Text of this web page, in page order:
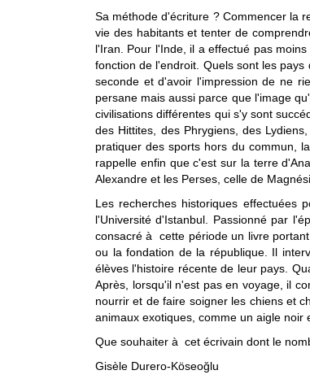
Sa méthode d'écriture ? Commencer la
vie des habitants et tenter de
l'Iran. Pour l'Inde, il a effectué pas
fonction de l'endroit. Quels sont les
seconde et d'avoir l'impression de ne
persane mais aussi parce que l'image
civilisations différentes qui s'y sont
des Hittites, des Phrygiens, des
pratiquer des sports hors du commun,
rappelle enfin que c'est sur la terre
Alexandre et les Perses, celle de
Les recherches historiques
l'Université d'Istanbul. Passionné par
consacré à cette période un livre
ou la fondation de la république. Il
élèves l'histoire récente de leur pays.
Après, lorsqu'il n'est pas en voyage, il
nourrir et de faire soigner les chiens et
animaux exotiques, comme un aigle
Que souhaiter à cet écrivain dont le
Gisèle Durero-Köseoğlu